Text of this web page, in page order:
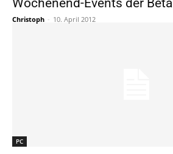
Wochenend-Events der Beta
Christoph - 10. April 2012
PC